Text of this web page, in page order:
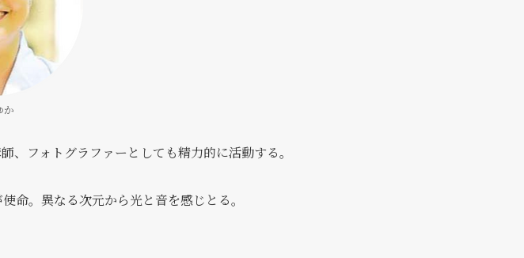
か
、フォトグラファーとしても精力的に活動する。
命。異なる次元から光と音を感じとる。